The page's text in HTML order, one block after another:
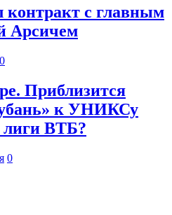
контракт с главным
Арсичем
0
Приблизится
к УНИКСу
лиги ВТБ?
0